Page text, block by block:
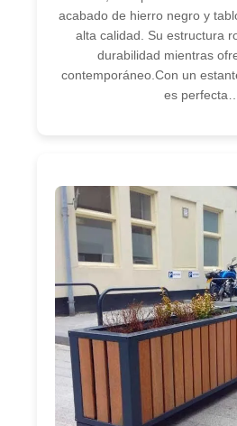
acabado de hierro negro y
alta calidad. Su estructura
durabilidad mientras
contemporáneo.Con un
es perfecta…